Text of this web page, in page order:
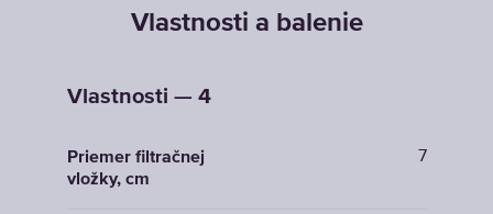
Vlastnosti a balenie
Vlastnosti — 4
Priemer filtračnej
vložky, cm
7